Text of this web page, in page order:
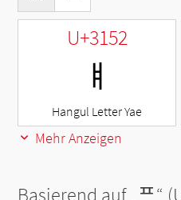
U+3152
ㅒ
Hangul Letter Yae
Mehr Anzeigen
Basierend auf „ᄑ“